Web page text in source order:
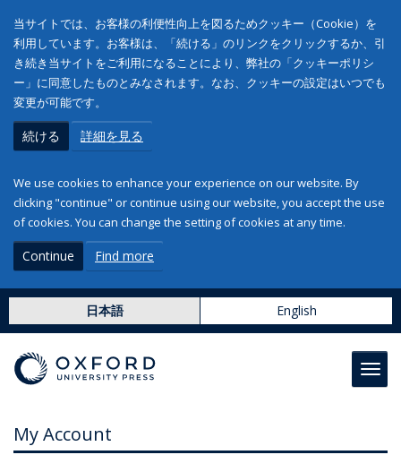
当サイトでは、お客様の利便性向上を図るためクッキー（Cookie）を
利用しています。お客様は、「続ける」のリンクをクリックするか、引
き続き当サイトをご利用になることにより、弊社の「クッキーポリシ
ー」に同意したものとみなされます。なお、クッキーの設定はいつでも
変更が可能です。
続ける 詳細を見る
We use cookies to enhance your experience on our website. By
clicking "continue" or continue using our website, you accept the use
of cookies. You can change the setting of cookies at any time.
Continue Find more
日本語 English
My Account